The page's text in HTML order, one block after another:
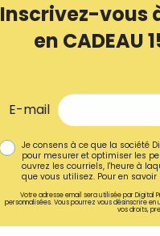
Inscrivez-vous
en CADEAU
E-mail
Je consens à ce que la société
pour mesurer et optimiser les
ouvrez les courriels, l'heure à
que vous utilisez. Pour en
Votre adresse email sera utilisée par Digital
personnalisées. Vous pourrez vous désinscrire
vos droits,